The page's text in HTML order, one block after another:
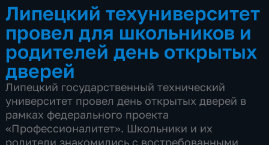
Липецкий техуниверситет
провел для школьников и
родителей день открытых
дверей
Липецкий государственный технический
университет провел день открытых дверей в
рамках федерального проекта
«Профессионалитет». Школьники и их
родители знакомились с востребованными